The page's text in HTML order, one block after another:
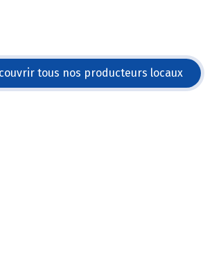
tous nos producteurs locaux